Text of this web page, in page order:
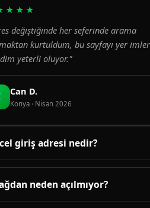
değiştiğinde her seferinde arama
kurtuldum, bu sayfayı yer
yeterli oluyor."
Can D.
Konya · Nisan 2026
giriş adresi nedir?
sayfanın üst bölümündeki
değiştiğinde sayfa yenilenir.
neden açılmıyor?